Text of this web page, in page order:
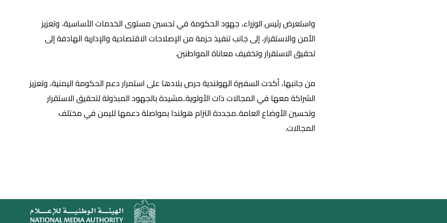
واستعرض رئيس الوزراء، جهود الحكومة في تحسين مستوى الخدمات الأساسية، وتعزيز
الأمن والاستقرار، إلى جانب تنفيذ حزمة من الإصلاحات الاقتصادية والإدارية الهادفة إلى
تحقيق الاستقرار وتخفيف معاناة المواطنين.
من جانبها، أكدت السفيرة الهولندية حرص بلادها على استمرار دعم الحكومة اليمنية، وتعزيز
الشراكة معها في المجالات ذات الأولوية..مشيدة بالجهود المبذولة لتحقيق الاستقرار
وتحسين الأوضاع العامة..مجددة التزام هولندا بمواصلة دعمها لليمن في مختلف
المجالات.